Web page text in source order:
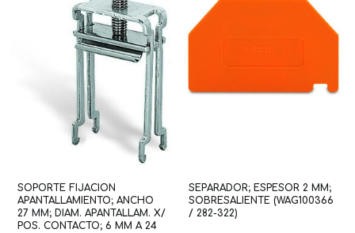
SOPORTE FIJACION
APANTALLAMIENTO; ANCHO
27 MM; DIAM. APANTALLAM. X/
POS. CONTACTO; 6 MM A 24
SEPARADOR; ESPESOR 2 MM;
SOBRESALIENTE (WAG100366
/ 282-322)